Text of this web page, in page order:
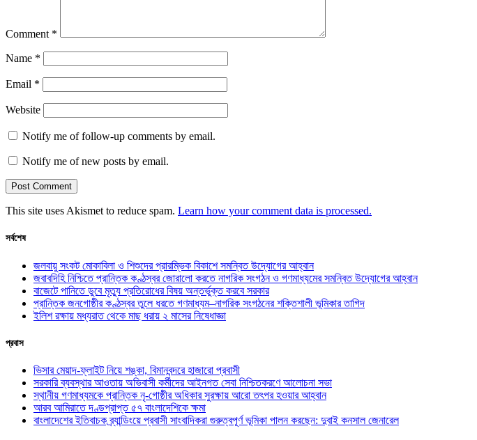
Comment *
Name *
Email *
Website
Notify me of follow-up comments by email.
Notify me of new posts by email.
This site uses Akismet to reduce spam. Learn how your comment data is processed.
সর্বশেষ
জলবায়ু সংকট মোকাবিলা ও শিশুদের প্রারম্ভিক বিকাশে সমন্বিত উদ্যোগের আহ্বান
জবাবদিহি নিশ্চিতে প্রান্তিক কণ্ঠস্বর জোরালো করতে নাগরিক সংগঠন ও গণমাধ্যমের সমন্বিত উদ্যোগের আহ্বান
বাজেটে পানিতে ডুবে মৃত্যু প্রতিরোধের বিষয় অন্তর্ভুক্ত করবে সরকার
প্রান্তিক জনগোষ্ঠীর কণ্ঠস্বর তুলে ধরতে গণমাধ্যম–নাগরিক সংগঠনের শক্তিশালী ভূমিকার তাগিদ
ইলিশ রক্ষায় মধ্যরাত থেকে মাছ ধরায় ২ মাসের নিষেধাজ্ঞা
প্রবাস
ভিসার মেয়াদ-ফ্লাইট নিয়ে শঙ্কা, বিমানবন্দরে হাজারো প্রবাসী
সরকারি ব্যবস্থার আওতায় অভিবাসী কর্মীদের আইনগত সেবা নিশ্চিতকরণে আলোচনা সভা
স্থানীয় গণমাধ্যমকে প্রান্তিক নৃ-গোষ্ঠীর অধিকার সুরক্ষায় আরো তৎপর হওয়ার আহ্বান
আরব আমিরাতে দণ্ডপ্রাপ্ত ৫৭ বাংলাদেশিকে ক্ষমা
বাংলাদেশের ইতিবাচক ব্র্যান্ডিংয়ে প্রবাসী সাংবাদিকরা গুরুত্বপূর্ণ ভূমিকা পালন করছেন: দুবাই কনসাল জেনারেল